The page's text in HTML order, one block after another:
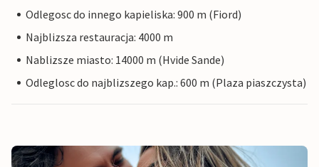
Odlegosc do innego kapieliska: 900 m (Fiord)
Najblizsza restauracja: 4000 m
Nablizsze miasto: 14000 m (Hvide Sande)
Odleglosc do najblizszego kap.: 600 m (Plaza piaszczysta)